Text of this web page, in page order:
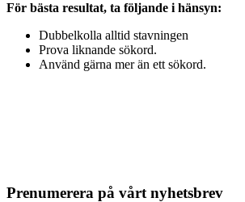
För bästa resultat, ta följande i hänsyn:
Dubbelkolla alltid stavningen
Prova liknande sökord.
Använd gärna mer än ett sökord.
Prenumerera på vårt nyhetsbrev